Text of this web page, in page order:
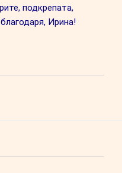
подкрепата,
Ирина!